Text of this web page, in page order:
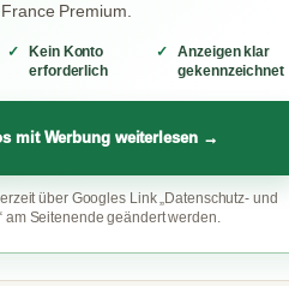
Premium.
Kein Konto
erforderlich
Anzeigen klar
gekennzeichnet
mit Werbung weiterlesen →
über Googles Link „Datenschutz- und
Seitenende geändert werden.